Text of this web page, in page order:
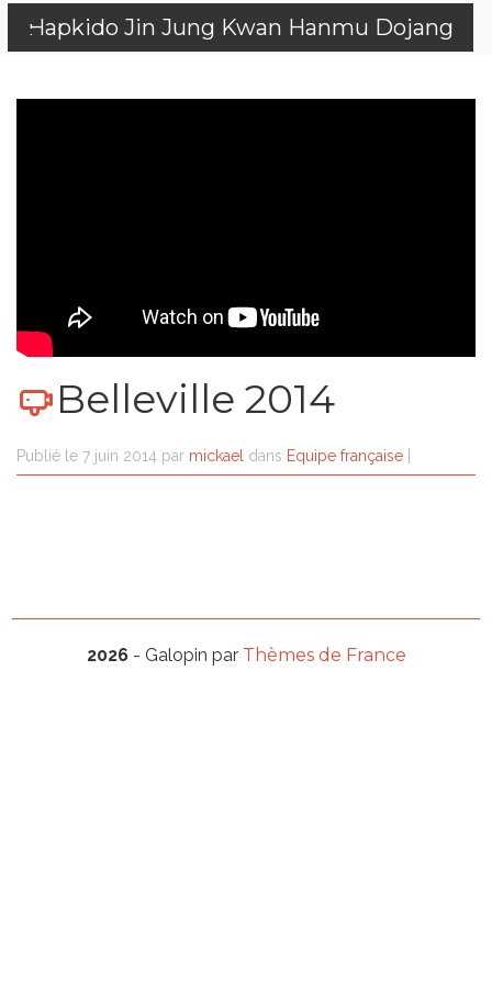
Hapkido Jin Jung Kwan Hanmu Dojang
Belleville 2014
Publié le 7 juin 2014 par mickael dans Equipe française
2026- Galopin par Thèmes de France